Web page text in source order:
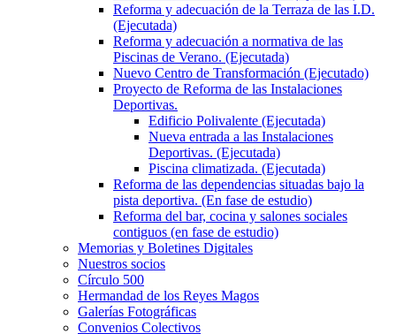
Reforma y adecuación de la Terraza de las I.D.
(Ejecutada)
Reforma y adecuación a normativa de las
Piscinas de Verano. (Ejecutada)
Nuevo Centro de Transformación (Ejecutado)
Proyecto de Reforma de las Instalaciones
Deportivas.
Edificio Polivalente (Ejecutada)
Nueva entrada a las Instalaciones
Deportivas. (Ejecutada)
Piscina climatizada. (Ejecutada)
Reforma de las dependencias situadas bajo la
pista deportiva. (En fase de estudio)
Reforma del bar, cocina y salones sociales
contiguos (en fase de estudio)
Memorias y Boletines Digitales
Nuestros socios
Círculo 500
Hermandad de los Reyes Magos
Galerías Fotográficas
Convenios Colectivos